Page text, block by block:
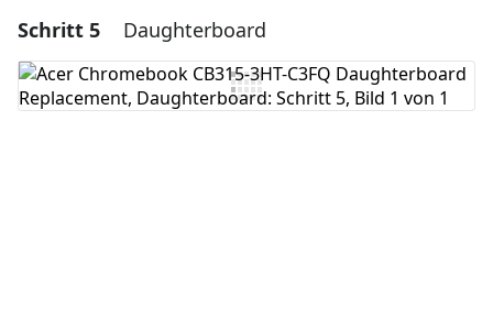
Einen Kommentar hinzufügen
Kommentar hinzufügen
Schritt 5 Daughterboard